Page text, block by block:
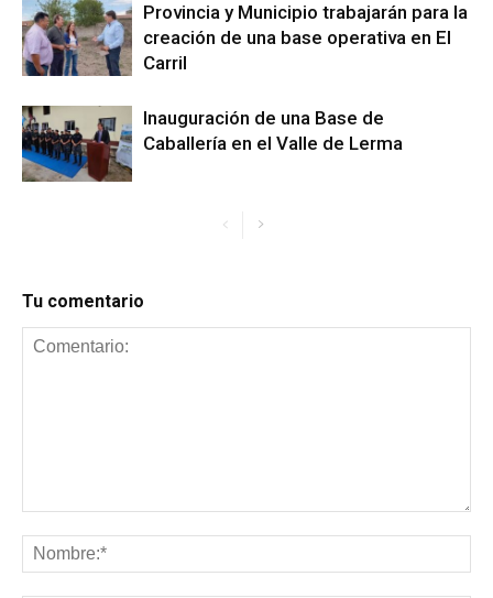
Provincia y Municipio trabajarán para la
creación de una base operativa en El
Carril
Inauguración de una Base de
Caballería en el Valle de Lerma
Tu comentario